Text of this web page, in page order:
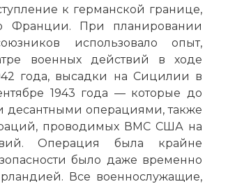
к германской границе,
Франции. При планировании
использовало опыт,
военных действий в ходе
года, высадки на Сицилии в
1943 года — которые до
операциями, также
проводимых ВМС США на
Операция была крайне
было даже временно
Все военнослужащие,